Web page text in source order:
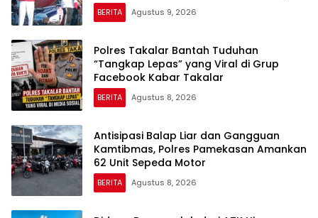
BERITA Agustus 9, 2026
Polres Takalar Bantah Tuduhan
“Tangkap Lepas” yang Viral di Grup
Facebook Kabar Takalar
BERITA Agustus 8, 2026
Antisipasi Balap Liar dan Gangguan
Kamtibmas, Polres Pamekasan Amankan
62 Unit Sepeda Motor
BERITA Agustus 8, 2026